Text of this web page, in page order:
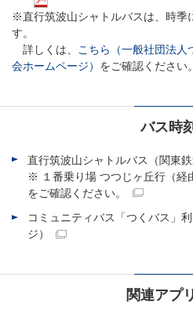
※直行筑波山シャトルバスは、時季
す。
詳しくは、
こちら（一般社団法人
会ホームページ） をご確認ください。
バス時
直行筑波山シャトルバス（関東鉄
※ １番乗り場 つつじヶ丘行（経
をご確認ください。
コミュニティバス「つくバス」
ジ）
関連アプ